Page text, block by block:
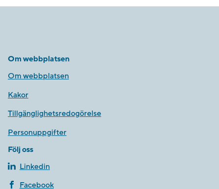
Om webbplatsen
Om webbplatsen
Kakor
Tillgänglighetsredogörelse
Personuppgifter
Följ oss
Linkedin
Facebook